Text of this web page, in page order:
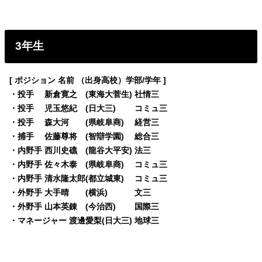
3年生
[ ポジション 名前 （出身高校）学部/学年 ]
・投手 新倉寛之 (東海大菅生) 社情三
・投手 児玉悠紀 (日大三) コミュ三
・投手 森大河 (県岐阜商) 経営三
・捕手 佐藤尊将 (智辯学園) 総合三
・内野手 西川史礁 (龍谷大平安) 法三
・内野手 佐々木泰 (県岐阜商) コミュ三
・内野手 清水隆太郎(都立城東) コミュ三
・外野手 大手晴 (横浜) 文三
・外野手 山本英錬 (今治西) 国際三
・マネージャー 渡邊愛梨(日大三) 地球三